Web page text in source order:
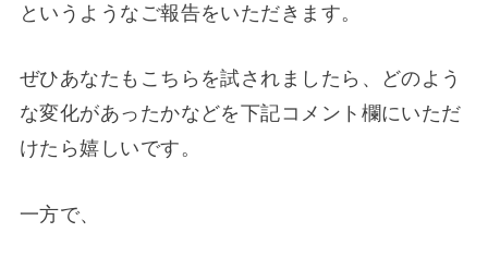
というようなご報告をいただきます。
ぜひあなたもこちらを試されましたら、どのよう
な変化があったかなどを下記コメント欄にいただ
けたら嬉しいです。
一方で、